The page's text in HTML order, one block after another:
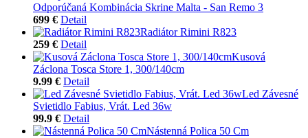
Odporúčaná Kombinácia Skrine Malta - San Remo 3
699 € Detail
Radiátor Rimini R823
259 € Detail
Kusová
Záclona Tosca Store 1, 300/140cm
9.99 € Detail
Led Závesné
Svietidlo Fabius, Vrát. Led 36w
99.9 € Detail
Nástenná Polica 50 Cm